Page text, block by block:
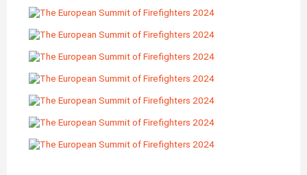
图
图
图
图
图
图
图